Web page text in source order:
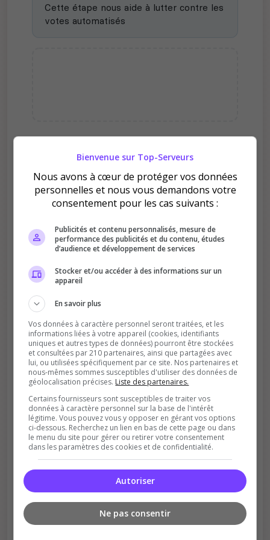
Cette étape nous aide à lutter contre les
votes automatisés
Pourquoi voter pour
PLUS FORT ?
Améliore le classement
Votre vote aide le serveur à monter dans le
Soutient la communauté
Plus de visibilité = plus de joueurs
Récompenses possibles
Bienvenue sur Top-Serveurs
Nous avons à cœur de protéger vos données
personnelles et nous vous demandons votre
consentement pour les cas suivants :
Publicités et contenu personnalisés, mesure de
performance des publicités et du contenu, études
d’audience et développement de services
Stocker et/ou accéder à des informations sur un
appareil
En savoir plus
Vos données à caractère personnel seront traitées, et les
informations liées à votre appareil (cookies, identifiants
uniques et autres types de données) pourront être stockées
et consultées par 210 partenaires, ainsi que partagées avec
lui, ou utilisées spécifiquement par ce site. Nos partenaires et
nous-mêmes sommes susceptibles d'utiliser des données de
géolocalisation précises. Liste des partenaires.
Certains fournisseurs sont susceptibles de traiter vos
données à caractère personnel sur la base de l'intérêt
légitime. Vous pouvez vous y opposer en gérant vos options
ci-dessous. Recherchez un lien en bas de cette page ou dans
le menu du site pour gérer ou retirer votre consentement
dans les paramètres des cookies et de confidentialité.
Autoriser
Ne pas consentir